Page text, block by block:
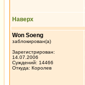
Наверх
Won Soeng
заблокирован(а)
Зарегистрирован:
14.07.2006
Суждений: 14466
Откуда: Королев